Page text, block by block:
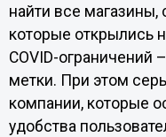
найти все
которые открылись
COVID-ограничений
метки. При этом
компании, которые
удобства